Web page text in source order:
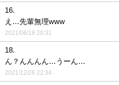
16.
え…先輩無理www
2021/06/18 20:31
18.
ん？んんんん…うーん…
2021/12/26 22:34